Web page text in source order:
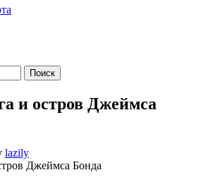
и остров Джеймса
lazily